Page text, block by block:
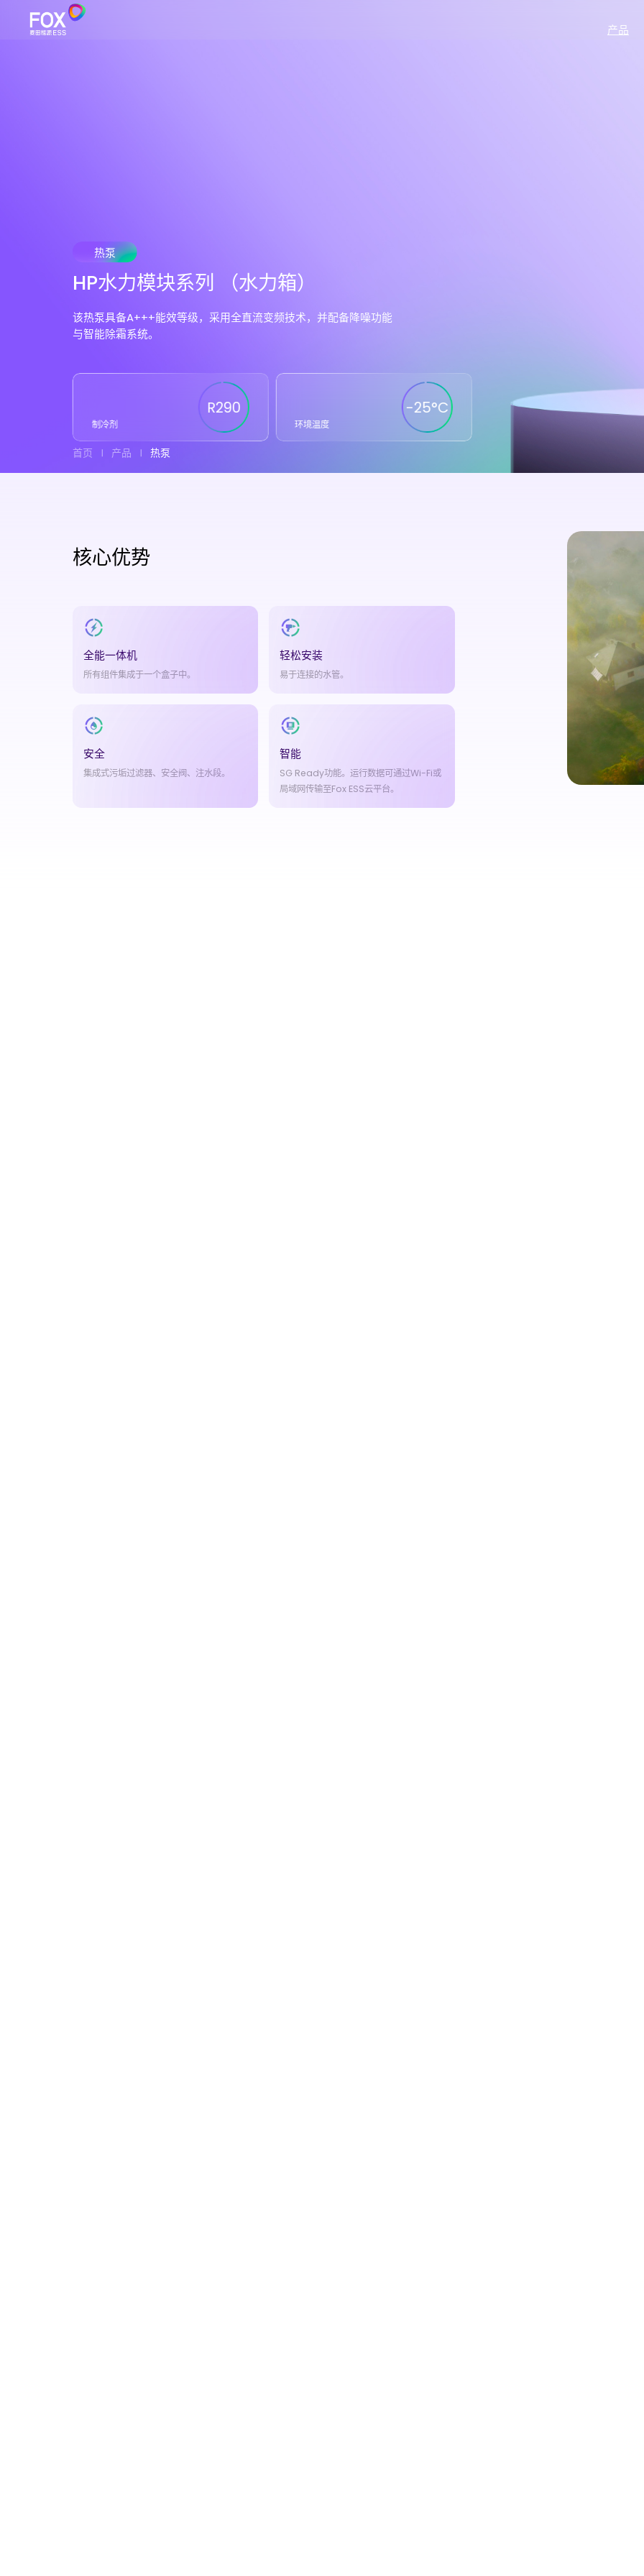
产品
热泵
HP水力模块系列 （水力箱）
该热泵具备A+++能效等级，采用全直流变频技术，并配备降噪功能
与智能除霜系统。
制冷剂
R290
环境温度
-25°C
首页 产品 热泵
核心优势
全能一体机
所有组件集成于一个盒子中。
轻松安装
易于连接的水管。
安全
集成式污垢过滤器、安全阀、注水段。
智能
SG Ready功能。运行数据可通过Wi-Fi或
局域网传输至Fox ESS云平台。